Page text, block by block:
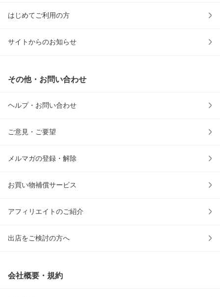
はじめてご利用の方
サイトからのお知らせ
その他・お問い合わせ
ヘルプ・お問い合わせ
ご意見・ご要望
メルマガの登録・解除
お買い物補償サービス
アフィリエイトのご紹介
出店をご検討の方へ
会社概要・規約